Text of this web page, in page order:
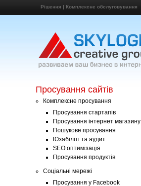
Рішення | Комплексне обслуговування
Просування сайтів
Комплексне просування
Просування стартапів
Просування інтернет магазину
Пошукове просування
Юзабіліті та аудит
SEO оптимізація
Просування продуктів
Соціальні мережі
Просування у Facebook